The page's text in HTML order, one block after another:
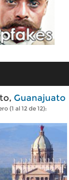
Guanajuato
(1 al 12 de 12):